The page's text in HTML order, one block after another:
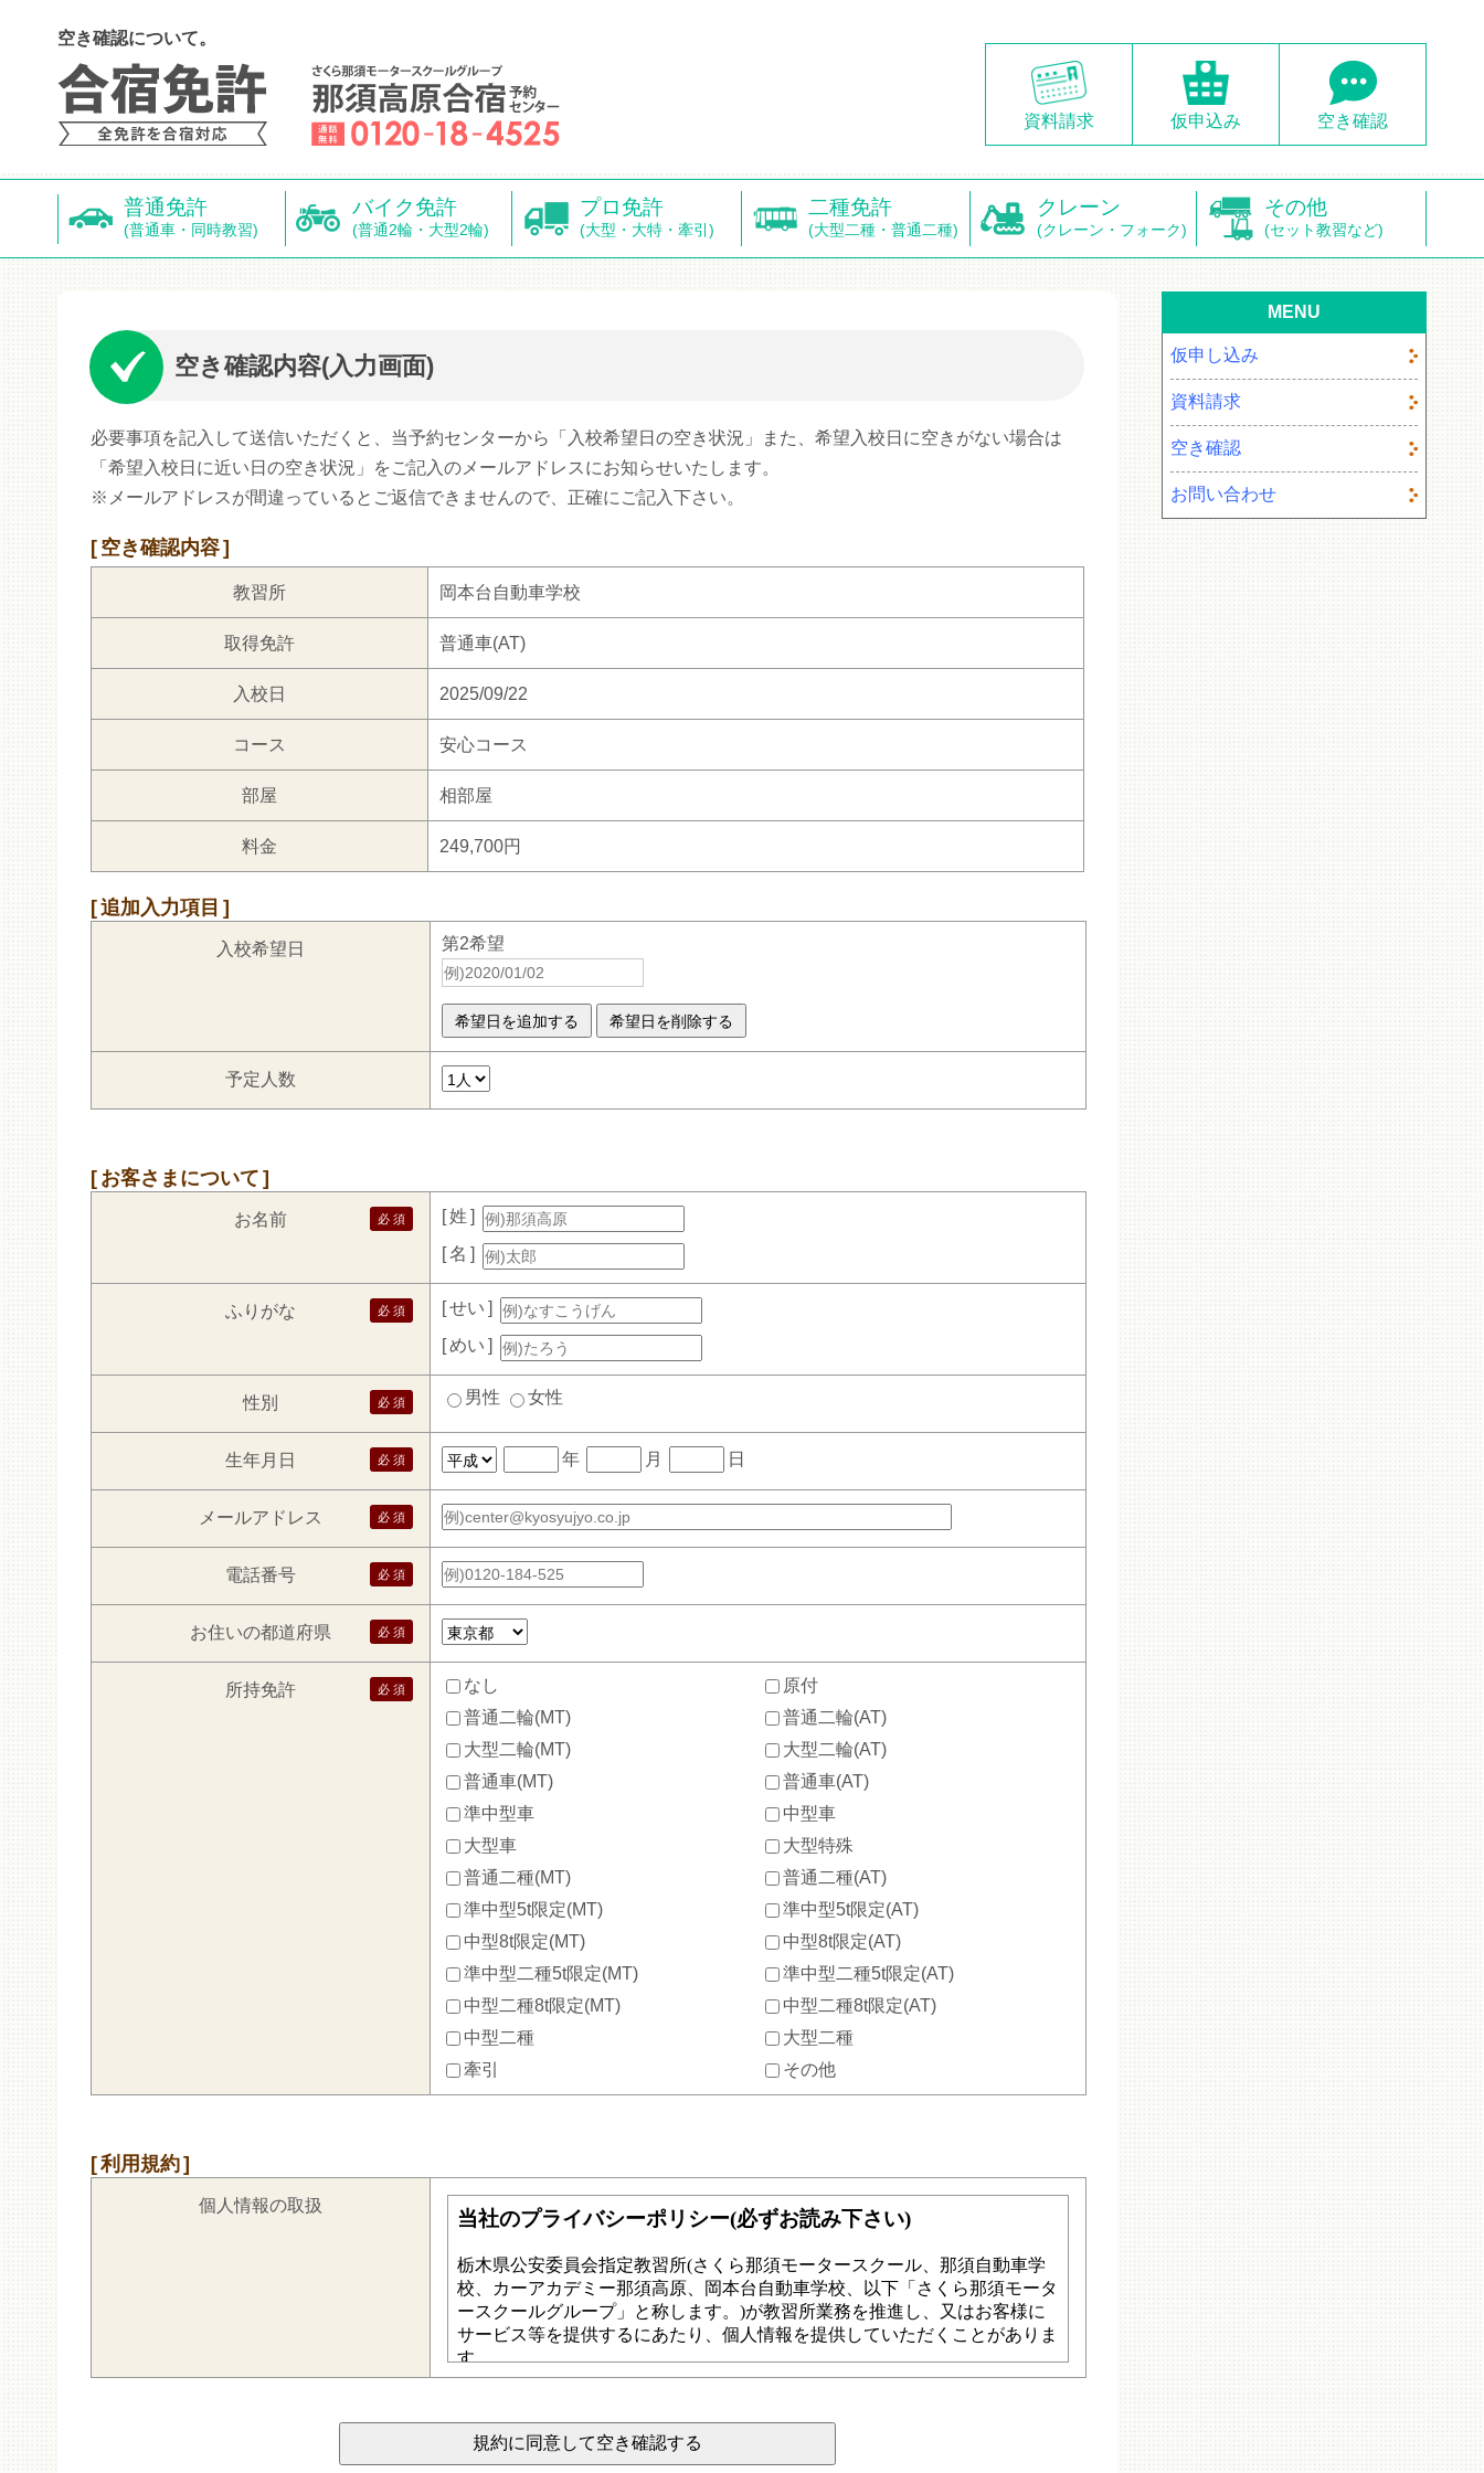
空き確認について。
資料請求 仮申込み 空き確認
普通免許
(普通車・同時教習)
バイク免許
(普通2輪・大型2輪)
プロ免許
(大型・大特・牽引)
二種免許
(大型二種・普通二種)
クレーン
(クレーン・フォーク)
その他
(セット教習など)
空き確認内容(入力画面)
必要事項を記入して送信いただくと、当予約センターから「入校希望日の空き状況」また、希望入校日に空きがない場合は
「希望入校日に近い日の空き状況」をご記入のメールアドレスにお知らせいたします。
※メールアドレスが間違っているとご返信できませんので、正確にご記入下さい。
空き確認内容
教習所 岡本台自動車学校
取得免許 普通車(AT)
入校日 2025/09/22
コース 安心コース
部屋 相部屋
料金 249,700円
追加入力項目
入校希望日 第2希望
予定人数
お客さまについて
お名前
姓
名
ふりがな
せい
めい
性別 男性 女性
生年月日 年 月 日
メールアドレス
電話番号
お住いの都道府県
所持免許 なし
原付
普通二輪(MT)
普通二輪(AT)
大型二輪(MT)
大型二輪(AT)
普通車(MT)
普通車(AT)
準中型車
中型車
大型車
大型特殊
普通二種(MT)
普通二種(AT)
準中型5t限定(MT)
準中型5t限定(AT)
中型8t限定(MT)
中型8t限定(AT)
準中型二種5t限定(MT)
準中型二種5t限定(AT)
中型二種8t限定(MT)
中型二種8t限定(AT)
中型二種
大型二種
牽引
その他
利用規約
個人情報の取扱
規約に同意して空き確認する
MENU
仮申し込み
資料請求
空き確認
お問い合わせ